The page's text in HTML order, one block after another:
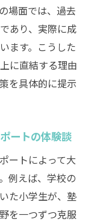
場面では、過去
あり、実際に成
ます。こうした
に直結する理由
を具体的に提示
ートの体験談
ートによって大
例えば、学校の
た小学生が、塾
を一つずつ克服